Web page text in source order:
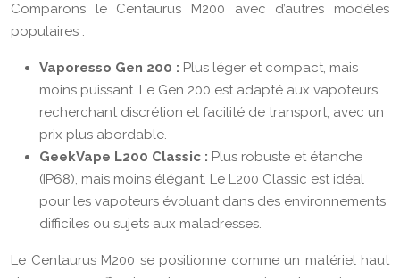
Comparons le Centaurus M200 avec d’autres modèles
populaires :
Vaporesso Gen 200 : Plus léger et compact, mais
moins puissant. Le Gen 200 est adapté aux vapoteurs
recherchant discrétion et facilité de transport, avec un
prix plus abordable.
GeekVape L200 Classic : Plus robuste et étanche
(IP68), mais moins élégant. Le L200 Classic est idéal
pour les vapoteurs évoluant dans des environnements
difficiles ou sujets aux maladresses.
Le Centaurus M200 se positionne comme un matériel haut